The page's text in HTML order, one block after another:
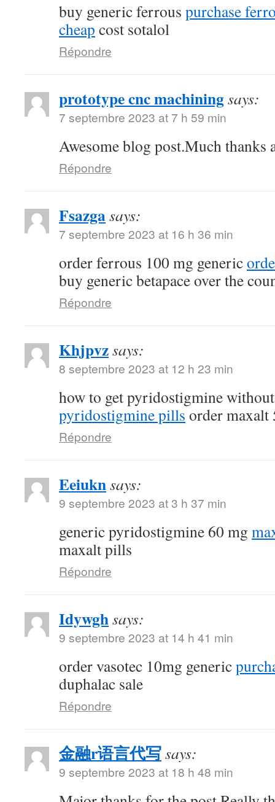
buy generic ferrous purchase
cheap cost sotalol
Répondre
prototype cnc machiningsays:
7 septembre 2023 at 7 h 59 min
Awesome blog post.Much thanks
Répondre
Fsazgasays:
7 septembre 2023 at 16 h 36 min
order ferrous 100 mg generic
buy generic betapace over the
Répondre
Khjpvzsays:
8 septembre 2023 at 12 h 23 min
how to get pyridostigmine
pyridostigmine pills order
Répondre
Eeiuknsays:
9 septembre 2023 at 3 h 37 min
generic pyridostigmine 60 mg
maxalt pills
Répondre
Idywghsays:
9 septembre 2023 at 14 h 41 min
order vasotec 10mg generic
duphalac sale
Répondre
金融r语言代写says:
9 septembre 2023 at 18 h 48 min